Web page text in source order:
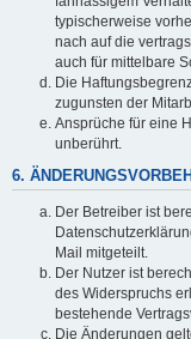
typischerweise
nach auf die
auch für mittelbare
Die
zugunsten der
Ansprüche für eine
unberührt.
6.
Der Betreiber ist
Mail mitgeteilt.
Der Nutzer ist
des Widerspruchs
bestehende
Die Änderungen